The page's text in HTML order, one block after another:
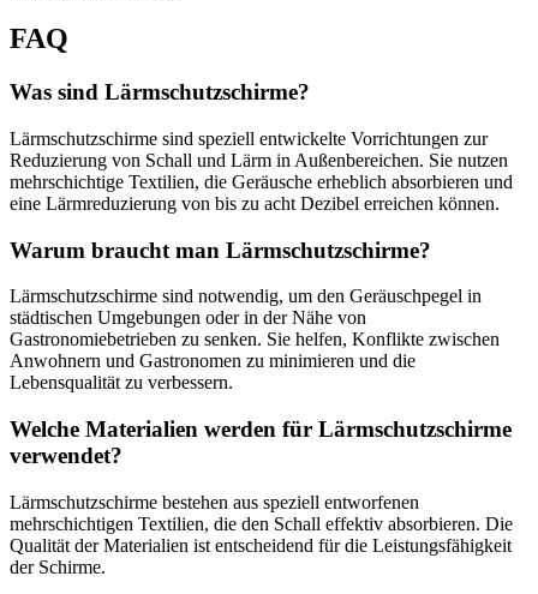
FAQ
Was sind Lärmschutzschirme?
Lärmschutzschirme sind speziell entwickelte Vorrichtungen zur
Reduzierung von Schall und Lärm in Außenbereichen. Sie nutzen
mehrschichtige Textilien, die Geräusche erheblich absorbieren und
eine Lärmreduzierung von bis zu acht Dezibel erreichen können.
Warum braucht man Lärmschutzschirme?
Lärmschutzschirme sind notwendig, um den Geräuschpegel in
städtischen Umgebungen oder in der Nähe von
Gastronomiebetrieben zu senken. Sie helfen, Konflikte zwischen
Anwohnern und Gastronomen zu minimieren und die
Lebensqualität zu verbessern.
Welche Materialien werden für Lärmschutzschirme
verwendet?
Lärmschutzschirme bestehen aus speziell entworfenen
mehrschichtigen Textilien, die den Schall effektiv absorbieren. Die
Qualität der Materialien ist entscheidend für die Leistungsfähigkeit
der Schirme.